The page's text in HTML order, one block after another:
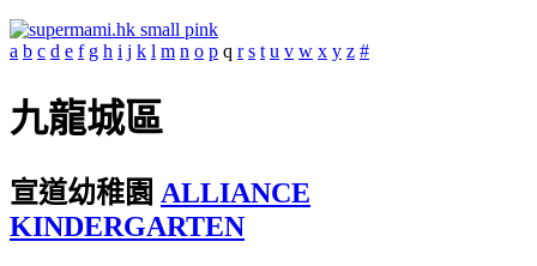
a b c d e f g h i j k l m n o p q r s t u v w x y z #
九龍城區
宣道幼稚園 ALLIANCE
KINDERGARTEN